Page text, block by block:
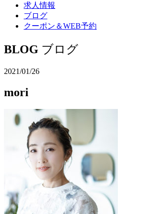
求人情報
ブログ
クーポン＆WEB予約
BLOG ブログ
2021/01/26
mori